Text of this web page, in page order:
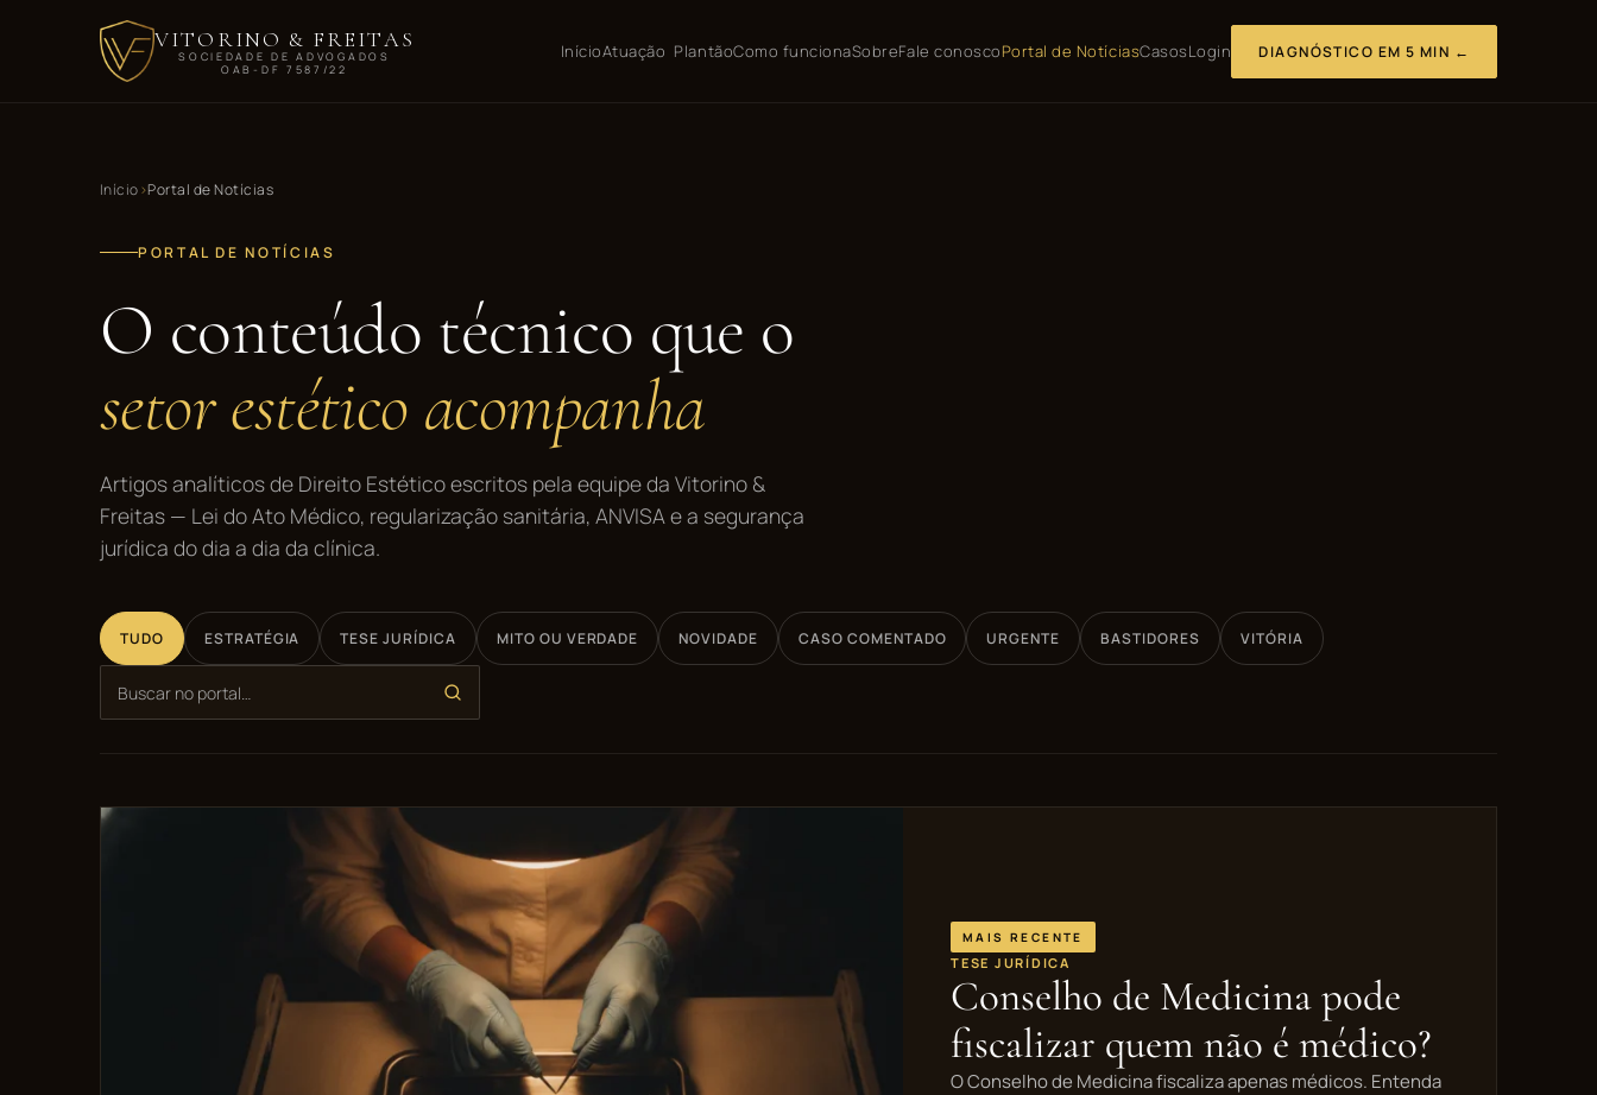
VITORINO & FREITAS
SOCIEDADE DE ADVOGADOS
OAB-DF 7587/22
InícioAtuação PlantãoComo funcionaSobreFale conoscoPortal de NotíciasCasosLogin DIAGNÓSTICO EM 5 MIN ←
Início Portal de Notícias
PORTAL DE NOTÍCIAS
O conteúdo técnico que o
setor estético acompanha
Artigos analíticos de Direito Estético escritos pela equipe da Vitorino &
Freitas — Lei do Ato Médico, regularização sanitária, ANVISA e a segurança
jurídica do dia a dia da clínica.
TUDO ESTRATÉGIA TESE JURÍDICA MITO OU VERDADE NOVIDADE CASO COMENTADO URGENTE BASTIDORES VITÓRIA
MAIS RECENTE
TESE JURÍDICA
Conselho de Medicina pode
fiscalizar quem não é médico?
O Conselho de Medicina fiscaliza apenas médicos. Entenda